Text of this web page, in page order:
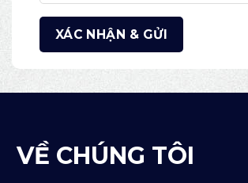
VỀ CHÚNG TÔI